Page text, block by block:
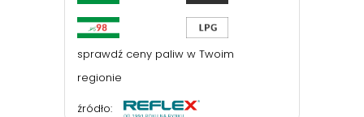
sprawdź ceny paliw w Twoim
regionie
źródło: